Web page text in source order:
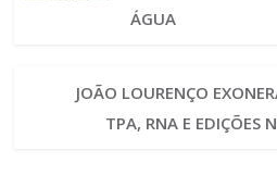
ÁGUA
JOÃO LOURENÇO
TPA, RNA E EDIÇÕES